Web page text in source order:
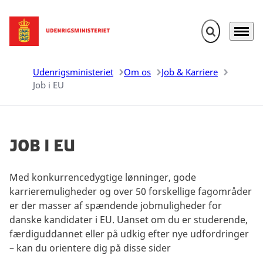
Gå til forsiden Fold søgefelt
Menu
Udenrigsministeriet Om os
Job & Karriere
Job i EU
Job i EU
Med konkurrencedygtige lønninger, gode
karrieremuligheder og over 50 forskellige fagområder
er der masser af spændende jobmuligheder for
danske kandidater i EU. Uanset om du er studerende,
færdiguddannet eller på udkig efter nye udfordringer
– kan du orientere dig på disse sider